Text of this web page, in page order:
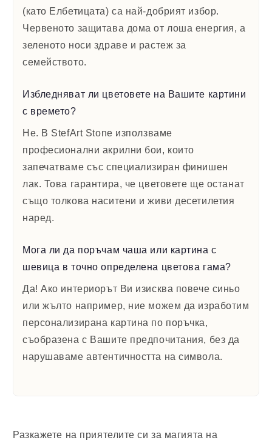
(като Елбетицата) са най-добрият избор.
Червеното защитава дома от лоша енергия, а
зеленото носи здраве и растеж за
семейството.
Избледняват ли цветовете на Вашите картини
с времето?
Не. В StefArt Stone използваме
професионални акрилни бои, които
запечатваме със специализиран финишен
лак. Това гарантира, че цветовете ще останат
също толкова наситени и живи десетилетия
наред.
Мога ли да поръчам чаша или картина с
шевица в точно определена цветова гама?
Да! Ако интериорът Ви изисква повече синьо
или жълто например, ние можем да изработим
персонализирана картина по поръчка,
съобразена с Вашите предпочитания, без да
нарушаваме автентичността на символа.
Разкажете на приятелите си за магията на